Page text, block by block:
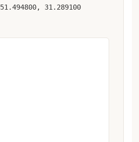
51.494800, 31.289100